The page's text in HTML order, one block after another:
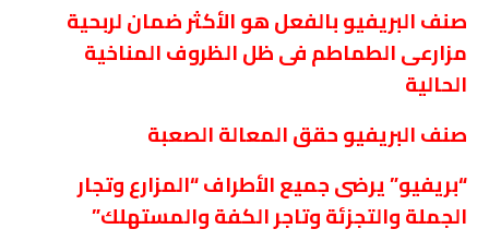
صنف البريفيو بالفعل هو الأكثر ضمان لربحية
مزارعى الطماطم فى ظل الظروف المناخية
الحالية
صنف البريفيو حقق المعالة الصعبة
“بريفيو” يرضى جميع الأطراف “المزارع وتجار
الجملة والتجزئة وتاجر الكفة والمستهلك”